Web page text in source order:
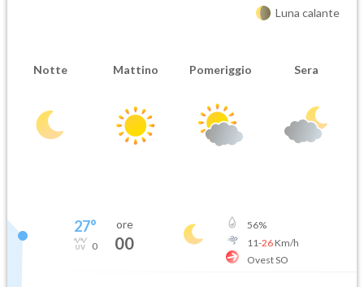
Luna calante
Notte Mattino Pomeriggio Sera
27°
0
ore
00
56%
11-26Km/h
Ovest SO